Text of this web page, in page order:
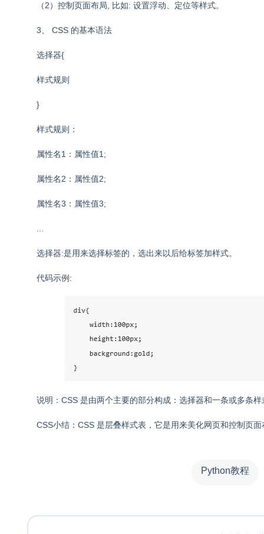
（2）控制页面布局, 比如: 设置浮动、定位等样式。
3、 CSS 的基本语法
选择器{
样式规则
}
样式规则：
属性名1：属性值1;
属性名2：属性值2;
属性名3：属性值3;
选择器:是用来选择标签的，选出来以后给标签加样式。
代码示例:
说明：CSS 是由两个主要的部分构成：选择器和一条或多条
CSS小结：CSS 是层叠样式表，它是用来美化网页和控制页
Python教程